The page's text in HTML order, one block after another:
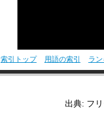
索引トップ 用語の索引 ラ
出典: フ